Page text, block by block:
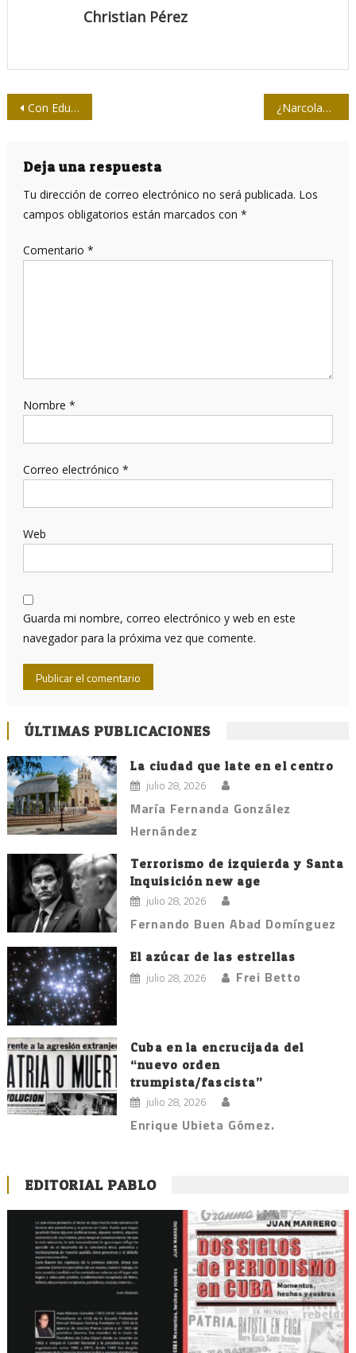
Christian Pérez
Navegación
entradas
Con Eduardo Torres Cuevas por el filo del cuchillo ¿Narcolancha venezolana o una
Deja una respuesta
Tu dirección de correo electrónico no será publicada. Los
campos obligatorios están marcados con *
Comentario *
Nombre *
Correo electrónico *
Web
Guarda mi nombre, correo electrónico y web en este
navegador para la próxima vez que comente.
ÚLTIMAS PUBLICACIONES
La ciudad que late en el centro
julio 28, 2026
María Fernanda González
Hernández
Terrorismo de izquierda y Santa
Inquisición new age
julio 28, 2026
Fernando Buen Abad Domínguez
El azúcar de las estrellas
julio 28, 2026 Frei Betto
Cuba en la encrucijada del
“nuevo orden
trumpista/fascista”
julio 28, 2026
Enrique Ubieta Gómez.
EDITORIAL PABLO